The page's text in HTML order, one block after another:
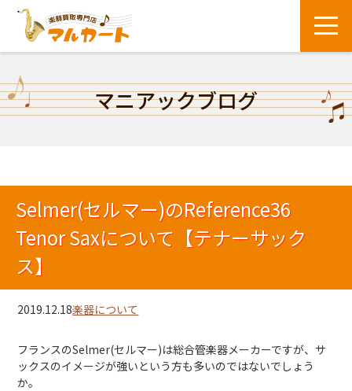
マニアックブログ
Selmer(セルマー)のReference36
Tenor Saxについて【テナーサック
ス】
2019.12.18楽器について
フランスのSelmer(セルマー)は総合管楽器メーカーですが、サ
ックスのイメージが強いという方も多いのではないでしょう
か。